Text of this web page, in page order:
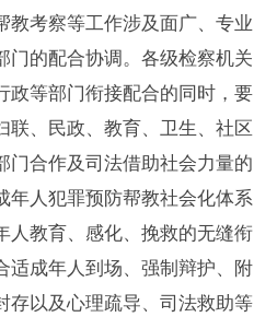
教考察等工作涉及面广、专业
门的配合协调。各级检察机关
政等部门衔接配合的同时，要
联、民政、教育、卫生、社区
门合作及司法借助社会力量的
年人犯罪预防帮教社会化体系
人教育、感化、挽救的无缝衔
适成年人到场、强制辩护、附
存以及心理疏导、司法救助等